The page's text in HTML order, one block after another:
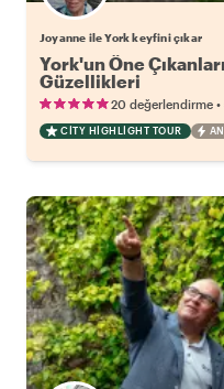
Joyanne ile York keyfini çıkar
York'un Öne
Güzellikleri
20 değerlendirme •
CITY HIGHLIGHT TOUR